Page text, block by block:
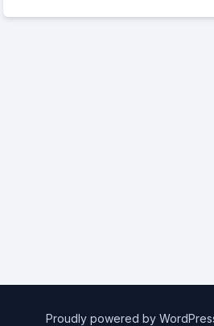
Proudly powered by